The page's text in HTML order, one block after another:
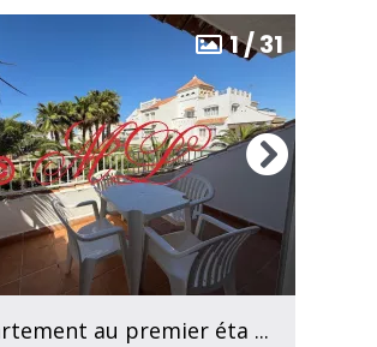
1/31
au premier éta ...